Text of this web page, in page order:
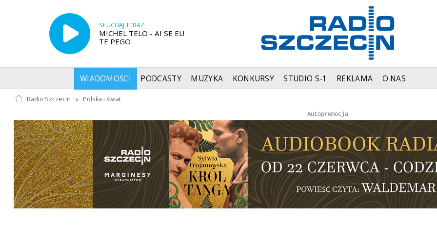
SŁUCHAJ TERAZ
MICHEL TELO - AI SE EU
TE PEGO
WIADOMOŚCI PODCASTY MUZYKA KONKURSY STUDIO S-1 REKLAMA O NAS
Radio Szczecin » Polska i świat
Autopromocja
Reklama